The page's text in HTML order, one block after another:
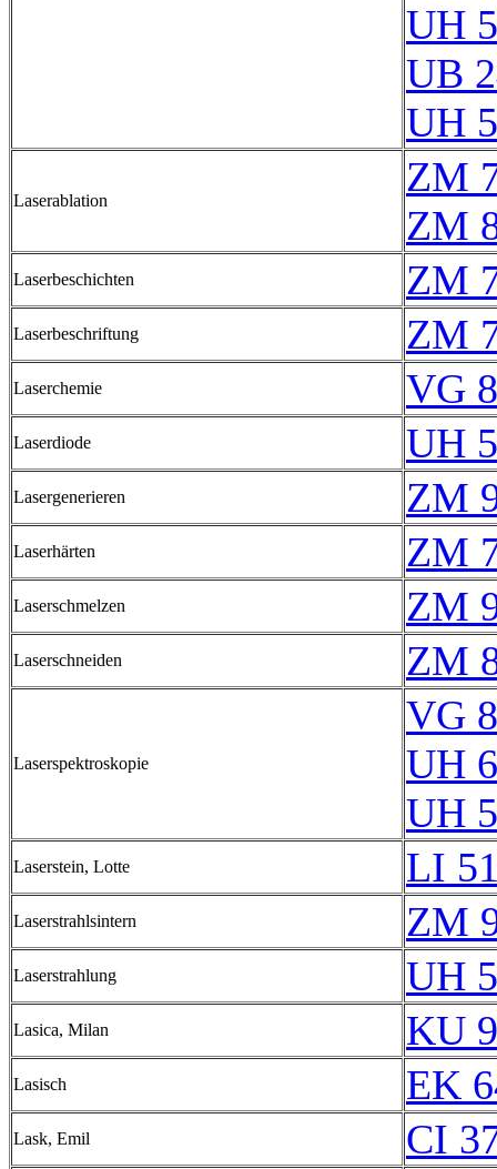
UH
UB
UH
Laserablation
ZM
ZM
Laserbeschichten ZM
Laserbeschriftung ZM
Laserchemie VG
Laserdiode UH
Lasergenerieren ZM
Laserhärten ZM
Laserschmelzen ZM
Laserschneiden ZM
Laserspektroskopie
VG
UH
UH
Laserstein, Lotte LI
Laserstrahlsintern ZM
Laserstrahlung UH
Lasica, Milan KU
Lasisch EK
Lask, Emil CI